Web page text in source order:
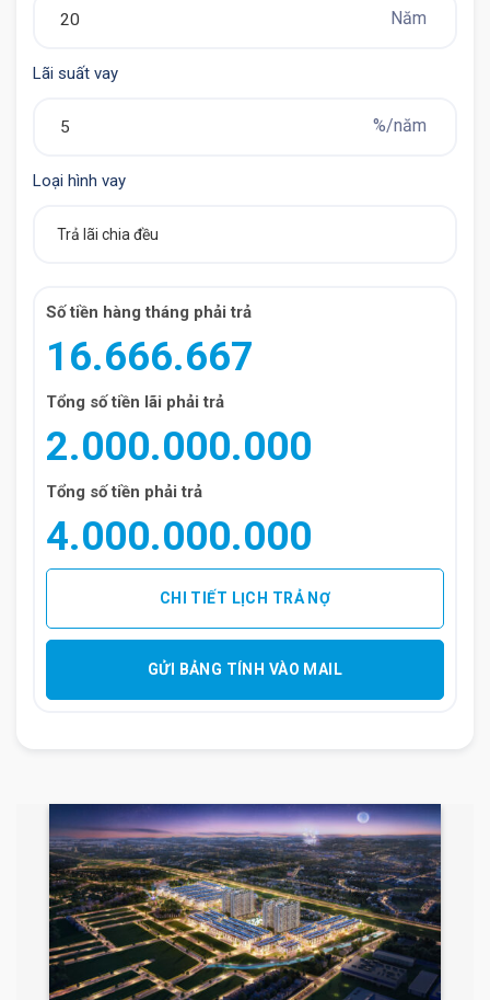
Cho Thue Can Ho 3 Ngu Toa N01t7 (11)
Năm
Lãi suất vay
%/năm
Loại hình vay
Số tiền hàng tháng phải trả
16.666.667
Tổng số tiền lãi phải trả
2.000.000.000
Tổng số tiền phải trả
4.000.000.000
CHI TIẾT LỊCH TRẢ NỢ
GỬI BẢNG TÍNH VÀO MAIL